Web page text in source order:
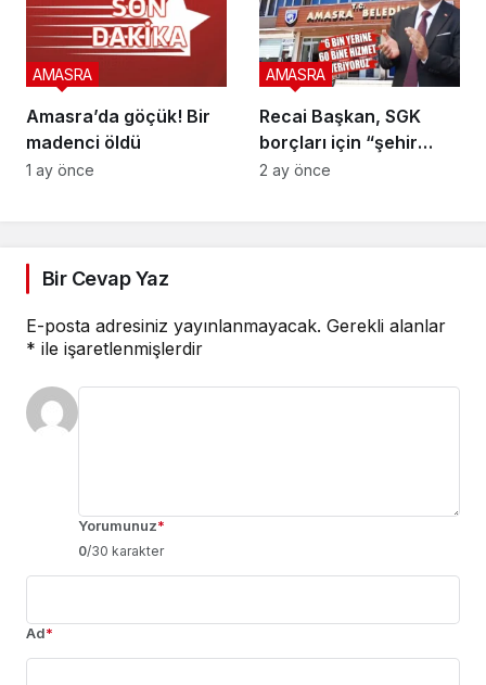
Amasra’da göçük! Bir
madenci öldü
AMASRA
1 ay önce
Recai Başkan, SGK
borçları için “şehir
vergisi” önerdi
AMASRA
2 ay önce
Bir Cevap Yaz
E-posta adresiniz yayınlanmayacak. Gerekli alanlar
* ile işaretlenmişlerdir
Yorumunuz*
0/30 karakter
Ad*